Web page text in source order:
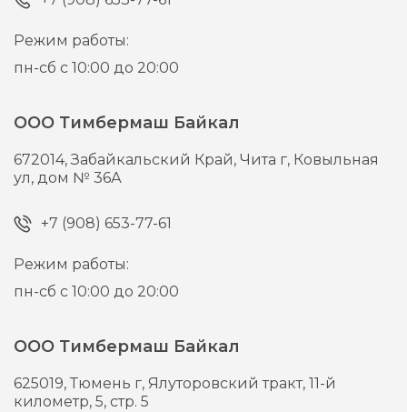
Режим работы:
пн-сб с 10:00 до 20:00
ООО Тимбермаш Байкал
672014,Забайкальский Край, Чита г, Ковыльная
ул, дом № 36А
+7 (908) 653-77-61
Режим работы:
пн-сб с 10:00 до 20:00
ООО Тимбермаш Байкал
625019,Тюмень г, Ялуторовский тракт, 11-й
километр, 5, стр. 5